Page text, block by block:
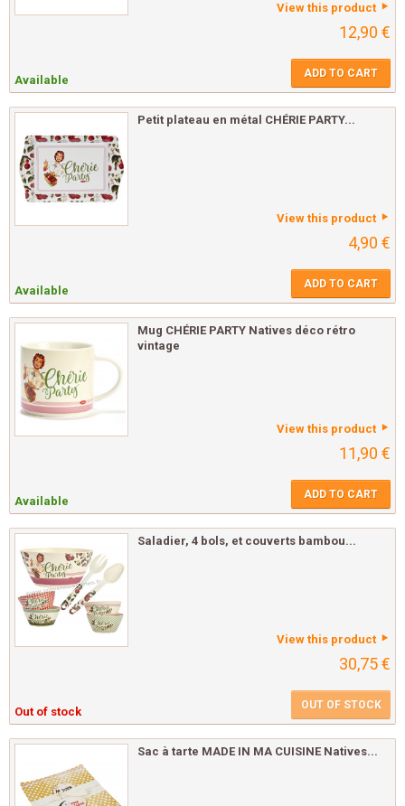
View this product
12,90 €
Available ADD TO CART
Petit plateau en métal CHÉRIE PARTY...
View this product
4,90 €
Available ADD TO CART
Mug CHÉRIE PARTY Natives déco rétro
vintage
View this product
11,90 €
Available ADD TO CART
Saladier, 4 bols, et couverts bambou...
View this product
30,75 €
Out of stock OUT OF STOCK
Sac à tarte MADE IN MA CUISINE Natives...